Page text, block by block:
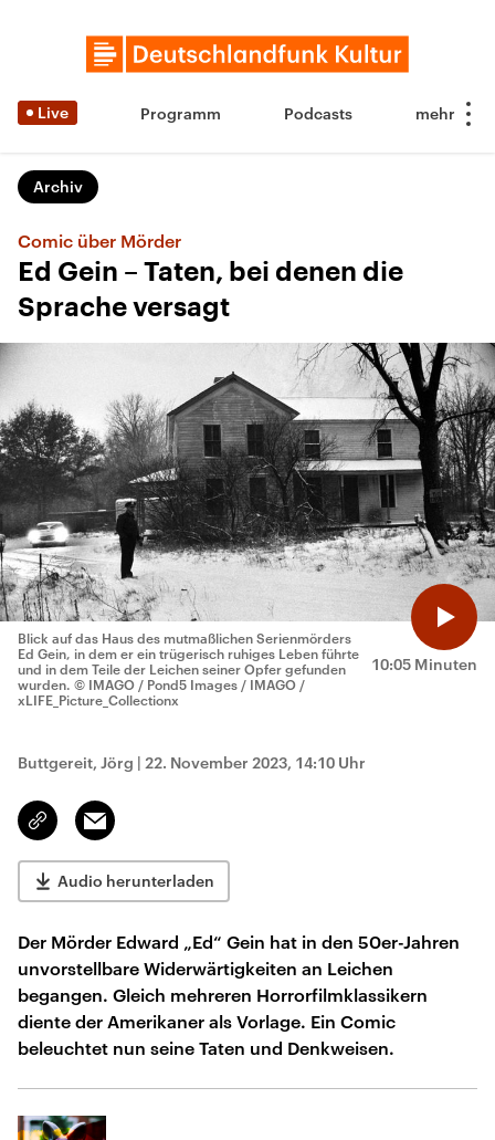
Live Programm Podcasts
Archiv
Comic über Mörder
Ed Gein – Taten, bei denen die
Sprache versagt
10:05 Minuten
Blick auf das Haus des mutmaßlichen Serienmörders
Ed Gein, in dem er ein trügerisch ruhiges Leben führte
und in dem Teile der Leichen seiner Opfer gefunden
wurden. © IMAGO / Pond5 Images / IMAGO /
xLIFE_Picture_Collectionx
Buttgereit, Jörg | 22. November 2023, 14:10 Uhr
Link
kopieren/teilen
Email
Audio herunterladen
Der Mörder Edward „Ed“ Gein hat in den 50er-Jahren
unvorstellbare Widerwärtigkeiten an Leichen
begangen. Gleich mehreren Horrorfilmklassikern
diente der Amerikaner als Vorlage. Ein Comic
beleuchtet nun seine Taten und Denkweisen.